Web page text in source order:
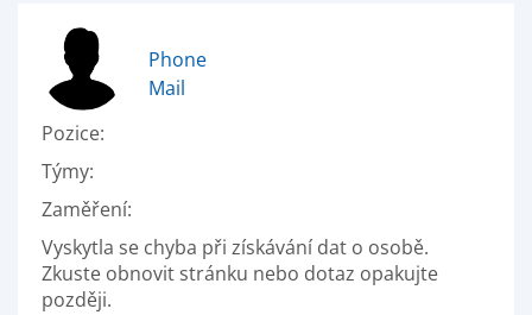
Phone
Mail
Pozice:
Týmy:
Zaměření:
Vyskytla se chyba při získávání dat o osobě.
Zkuste obnovit stránku nebo dotaz opakujte
později.